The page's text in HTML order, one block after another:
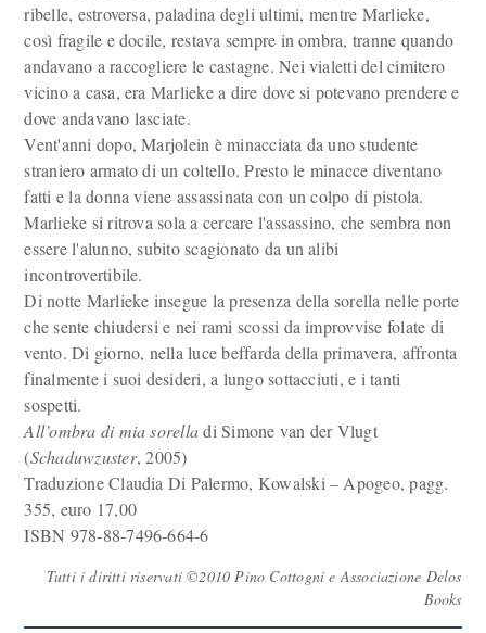
ribelle, estroversa, paladina degli ultimi, mentre Marlieke,
così fragile e docile, restava sempre in ombra, tranne quando
andavano a raccogliere le castagne. Nei vialetti del cimitero
vicino a casa, era Marlieke a dire dove si potevano prendere e
dove andavano lasciate.
Vent'anni dopo, Marjolein è minacciata da uno studente
straniero armato di un coltello. Presto le minacce diventano
fatti e la donna viene assassinata con un colpo di pistola.
Marlieke si ritrova sola a cercare l'assassino, che sembra non
essere l'alunno, subito scagionato da un alibi
incontrovertibile.
Di notte Marlieke insegue la presenza della sorella nelle porte
che sente chiudersi e nei rami scossi da improvvise folate di
vento. Di giorno, nella luce beffarda della primavera, affronta
finalmente i suoi desideri, a lungo sottacciuti, e i tanti
sospetti.
All’ombra di mia sorelladi Simone van der Vlugt
(Schaduwzuster, 2005)
Traduzione Claudia Di Palermo, Kowalski – Apogeo, pagg.
355, euro 17,00
ISBN 978-88-7496-664-6
Tutti i diritti riservati ©2010 Pino Cottogni e Associazione Delos
Books